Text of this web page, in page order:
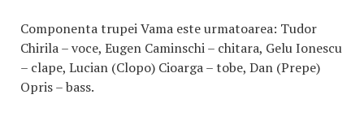
Componenta trupei Vama este urmatoarea: Tudor
Chirila – voce, Eugen Caminschi – chitara, Gelu Ionescu
– clape, Lucian (Clopo) Cioarga – tobe, Dan (Prepe)
Opris – bass.